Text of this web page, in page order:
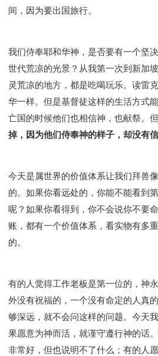
间，因为要出国旅行。
我们侍奉耶和华神，是否要有一个坚
世代荒凉的光景？从我第一次到新加
灵荒凉的地方，都是吃喝玩乐。读雷
华一样。但是基督徒这样的生活方式
亡国的时候他们也相信神，也献祭。
掉，因为他们侍奉神的样子，却没有
今天是属世界的价值体系让我们拜兽
的。如果你看远处的，你能不能看到
呢？如果你看得到，你不会说你不要
账，都有一个价值体系，看实物有多
的。
有的人觉得工作老板是第一位的，神
外没有祝福的，一个没有命定的人真
够深远，就不会问这样的问题。今天
果愿意为神而活，就谨守遵行神的话
非常好，但也说明不了什么；有的人